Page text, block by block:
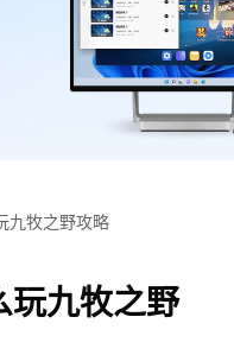
九牧之野攻略
玩九牧之野